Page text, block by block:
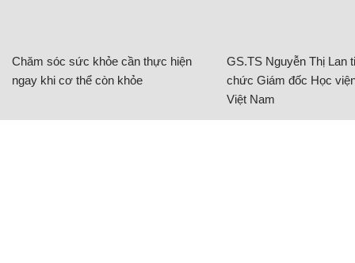
Chăm sóc sức khỏe cần thực hiện
ngay khi cơ thể còn khỏe
GS.TS Nguyễn Thị Lan
chức Giám đốc Học
Việt Nam